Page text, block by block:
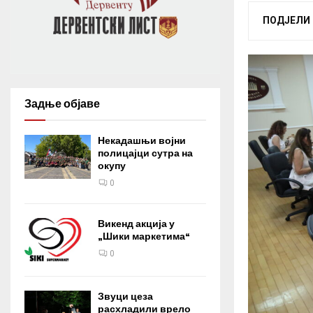
ПОДЈЕЛИ
Задње објаве
Некадашњи војни
полицајци сутра на
окупу
0
Викенд акција у
„Шики маркетима“
0
Звуци цеза
расхладили врело